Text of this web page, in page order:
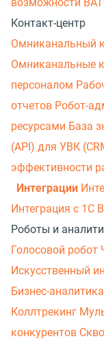
Контакт-центр
Омниканальный
Омниканальные
персоналом
отчетов Робот-
ресурсами База
(API) для УВК
эффективности
Интеграции
Интеграция с 1С
Роботы и
Голосовой робот
Искусственный
Бизнес-аналитика
Коллтрекинг
конкурентов